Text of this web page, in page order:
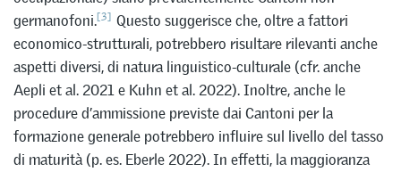
germanofoni.[3] Questo suggerisce che, oltre a fattori
economico-strutturali, potrebbero risultare rilevanti anche
aspetti diversi, di natura linguistico-culturale (cfr. anche
Aepli et al. 2021 e Kuhn et al. 2022). Inoltre, anche le
procedure d’ammissione previste dai Cantoni per la
formazione generale potrebbero influire sul livello del tasso
di maturità (p. es. Eberle 2022). In effetti, la maggioranza